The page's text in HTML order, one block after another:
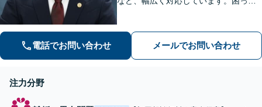
の際はおひとりで悩まず、お気軽にご
連絡ください。【WEB面談可】
電話でお問い合わせ メールでお問い合わせ
注力分野